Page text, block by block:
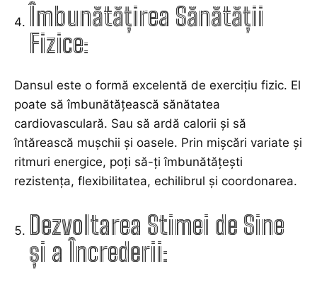
Îmbunătățirea Sănătății
Fizice:
Dansul este o formă excelentă de exercițiu fizic. El
poate să îmbunătățească sănătatea
cardiovasculară. Sau să ardă calorii și să
întărească mușchii și oasele. Prin mișcări variate și
ritmuri energice, poți să-ți îmbunătățești
rezistența, flexibilitatea, echilibrul și coordonarea.
Dezvoltarea Stimei de Sine
și a Încrederii: